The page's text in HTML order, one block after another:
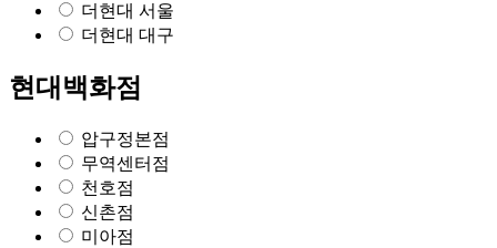
더현대 서울
더현대 대구
현대백화점
압구정본점
무역센터점
천호점
신촌점
미아점